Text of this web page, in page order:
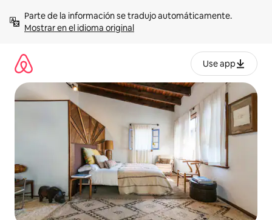
contenidoMostrar en el idioma original
Use app